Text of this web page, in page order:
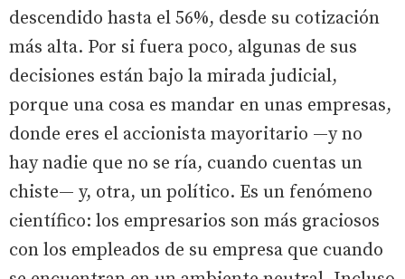
descendido hasta el 56%, desde su cotización
más alta. Por si fuera poco, algunas de sus
decisiones están bajo la mirada judicial,
porque una cosa es mandar en unas empresas,
donde eres el accionista mayoritario —y no
hay nadie que no se ría, cuando cuentas un
chiste— y, otra, un político. Es un fenómeno
científico: los empresarios son más graciosos
con los empleados de su empresa que cuando